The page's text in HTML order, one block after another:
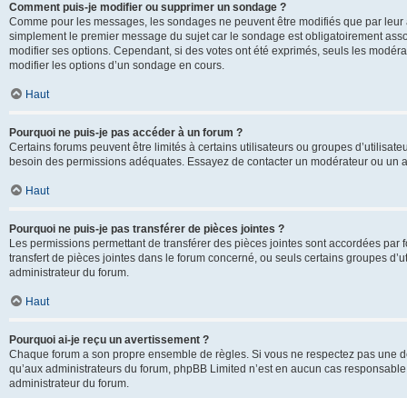
Comment puis-je modifier ou supprimer un sondage ?
Comme pour les messages, les sondages ne peuvent être modifiés que par
simplement le premier message du sujet car le sondage est obligatoirement
modifier ses options. Cependant, si des votes ont été exprimés, seuls les
modifier les options d’un sondage en cours.
Haut
Pourquoi ne puis-je pas accéder à un forum ?
Certains forums peuvent être limités à certains utilisateurs ou groupes
besoin des permissions adéquates. Essayez de contacter un modérateur ou
Haut
Pourquoi ne puis-je pas transférer de pièces jointes ?
Les permissions permettant de transférer des pièces jointes sont accordées
transfert de pièces jointes dans le forum concerné, ou seuls certains groupes
administrateur du forum.
Haut
Pourquoi ai-je reçu un avertissement ?
Chaque forum a son propre ensemble de règles. Si vous ne respectez pas une
qu’aux administrateurs du forum, phpBB Limited n’est en aucun cas
administrateur du forum.